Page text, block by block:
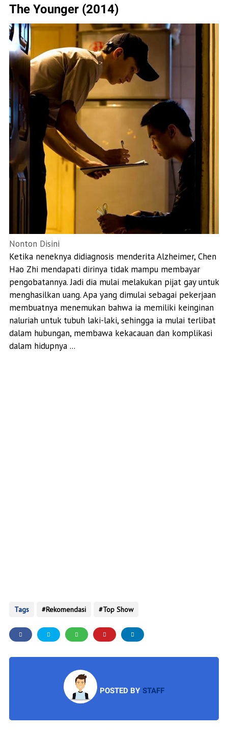
The Younger (2014)
Nonton Disini
Ketika neneknya didiagnosis menderita Alzheimer, Chen
Hao Zhi mendapati dirinya tidak mampu membayar
pengobatannya. Jadi dia mulai melakukan pijat gay untuk
menghasilkan uang. Apa yang dimulai sebagai pekerjaan
membuatnya menemukan bahwa ia memiliki keinginan
naluriah untuk tubuh laki-laki, sehingga ia mulai terlibat
dalam hubungan, membawa kekacauan dan komplikasi
dalam hidupnya ...
Tags Rekomendasi Top Show
POSTED BY STAFF